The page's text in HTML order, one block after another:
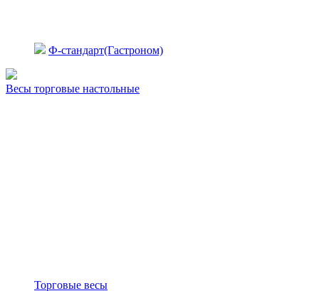
Ф-стандарт(Гастроном)
Весы торговые настольные
Торговые весы